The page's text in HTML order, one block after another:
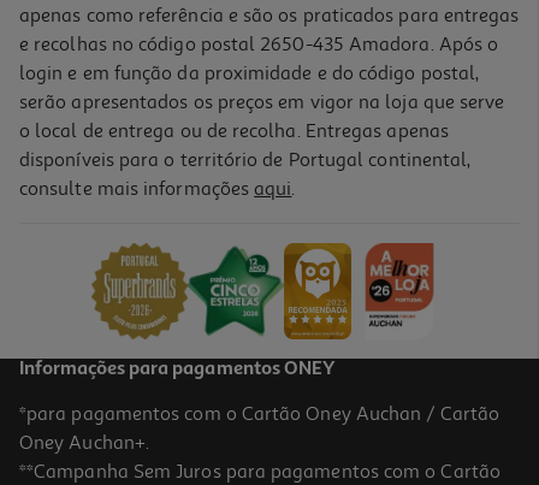
apenas como referência e são os praticados para entregas
e recolhas no código postal 2650-435 Amadora. Após o
login e em função da proximidade e do código postal,
serão apresentados os preços em vigor na loja que serve
o local de entrega ou de recolha. Entregas apenas
disponíveis para o território de Portugal continental,
consulte mais informações aqui.
Informações para pagamentos ONEY
*para pagamentos com o Cartão Oney Auchan / Cartão
Oney Auchan+.
**Campanha Sem Juros para pagamentos com o Cartão